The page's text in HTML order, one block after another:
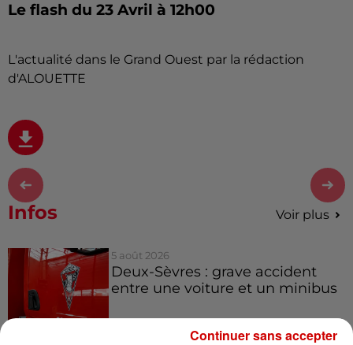
Le flash du 23 Avril à 12h00
L'actualité dans le Grand Ouest par la rédaction
d'ALOUETTE
Infos Voir plus
5 août 2026
Deux-Sèvres : grave accident
entre une voiture et un minibus
Continuer sans accepter